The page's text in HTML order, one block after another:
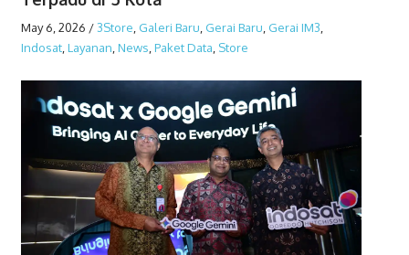
May 6, 2026 /3Store, Galeri Baru, Gerai Baru, Gerai IM3,
Indosat,Layanan,News,Paket Data, Store